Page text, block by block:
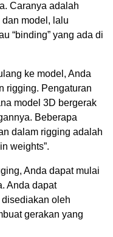
Caranya adalah
model, lalu
“binding” yang ada di
ke model, Anda
rigging. Pengaturan
model 3D bergerak
Beberapa
dalam rigging adalah
weights”.
Anda dapat mulai
Anda dapat
oleh
gerakan yang